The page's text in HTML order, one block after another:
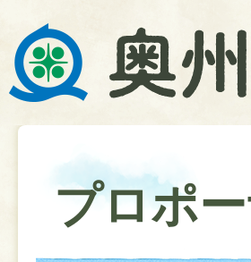
プロポ